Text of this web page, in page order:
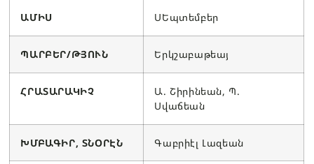
ԱՄԻՍ ՍԵպտեմբեր
ՊԱՐԲԵՐ/ԹՅՈՒՆ Երկշաբաթեայ
ՀՐԱՏԱՐԱԿԻՉ
Ա. Շիրինեան, Պ.
Սվաճեան
ԽՄԲԱԳԻՐ, ՏՆՕՐԷՆ Գաբրիէլ Լազեան